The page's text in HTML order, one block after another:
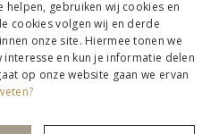
gebruiken wij cookies en
cookies volgen wij en derde
onze site. Hiermee tonen we
en kun je informatie delen
op onze website gaan we ervan